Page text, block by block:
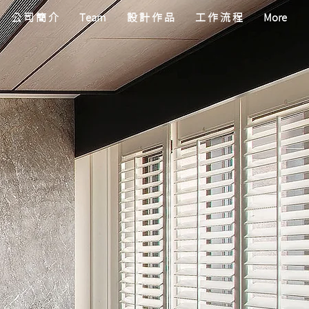
公 司 簡 介 Team 設 計 作 品 工 作 流 程 More